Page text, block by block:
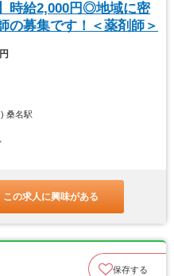
時給2,000円◎地域に密
の募集です！＜薬剤師＞
桑名駅
この求人に興味がある
保存する